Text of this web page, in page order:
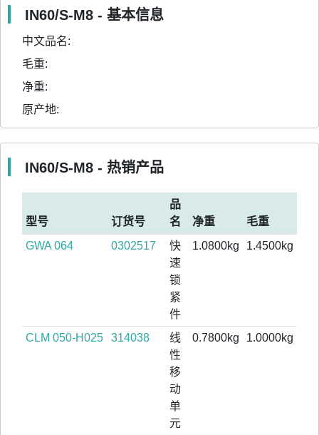
IN60/S-M8 - 基本信息
中文品名:
毛重:
净重:
原产地:
IN60/S-M8 - 热销产品
型号 订货号
品
名
净重
毛重
GWA 064
0302517
快
速
锁
紧
件
1.0800kg 1.4500kg
CLM 050-H025 314038
线
性
移
动
单
元
0.7800kg 1.0000kg